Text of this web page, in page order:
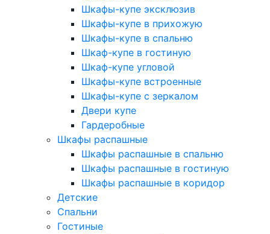
Шкафы-купе эксклюзив
Шкафы-купе в прихожую
Шкафы-купе в спальню
Шкаф-купе в гостиную
Шкаф-купе угловой
Шкафы-купе встроенные
Шкафы-купе с зеркалом
Двери купе
Гардеробные
Шкафы распашные
Шкафы распашные в спальню
Шкафы распашные в гостиную
Шкафы распашные в коридор
Детские
Спальни
Гостиные